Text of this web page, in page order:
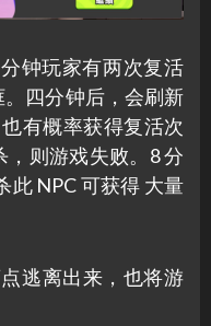
钟玩家有两次复活
四分钟后，会刷新
有概率获得复活次
则游戏失败。8 分
此 NPC 可获得 大量
逃离出来，也将游